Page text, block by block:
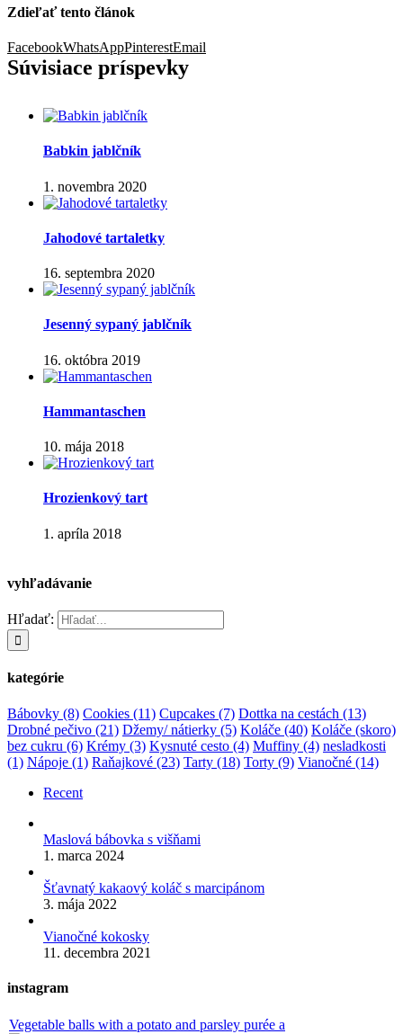
Zdieľať tento článok
FacebookWhatsAppPinterestEmail
Súvisiace príspevky
Babkin jablčník
1. novembra 2020
Jahodové tartaletky
16. septembra 2020
Jesenný sypaný jablčník
16. októbra 2019
Hammantaschen
10. mája 2018
Hrozienkový tart
1. apríla 2018
vyhľadávanie
Hľadať:
kategórie
Bábovky (8) Cookies (11) Cupcakes (7) Dottka na cestách (13)
Drobné pečivo (21) Džemy/ nátierky (5) Koláče (40) Koláče (skoro)
bez cukru (6) Krémy (3) Kysnuté cesto (4) Muffiny (4) nesladkosti
(1) Nápoje (1) Raňajkové (23) Tarty (18) Torty (9) Vianočné (14)
Recent
Maslová bábovka s višňami
1. marca 2024
Šťavnatý kakaový koláč s marcipánom
3. mája 2022
Vianočné kokosky
11. decembra 2021
instagram
Vegetable balls with a potato and parsley purée a